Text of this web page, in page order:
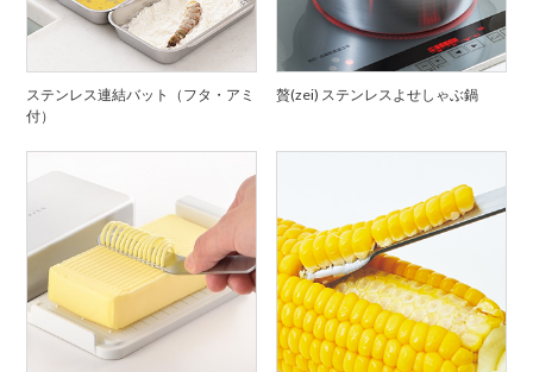
ステンレス連結バット（フタ・アミ
付）
贅(zei) ステンレスよせしゃぶ鍋